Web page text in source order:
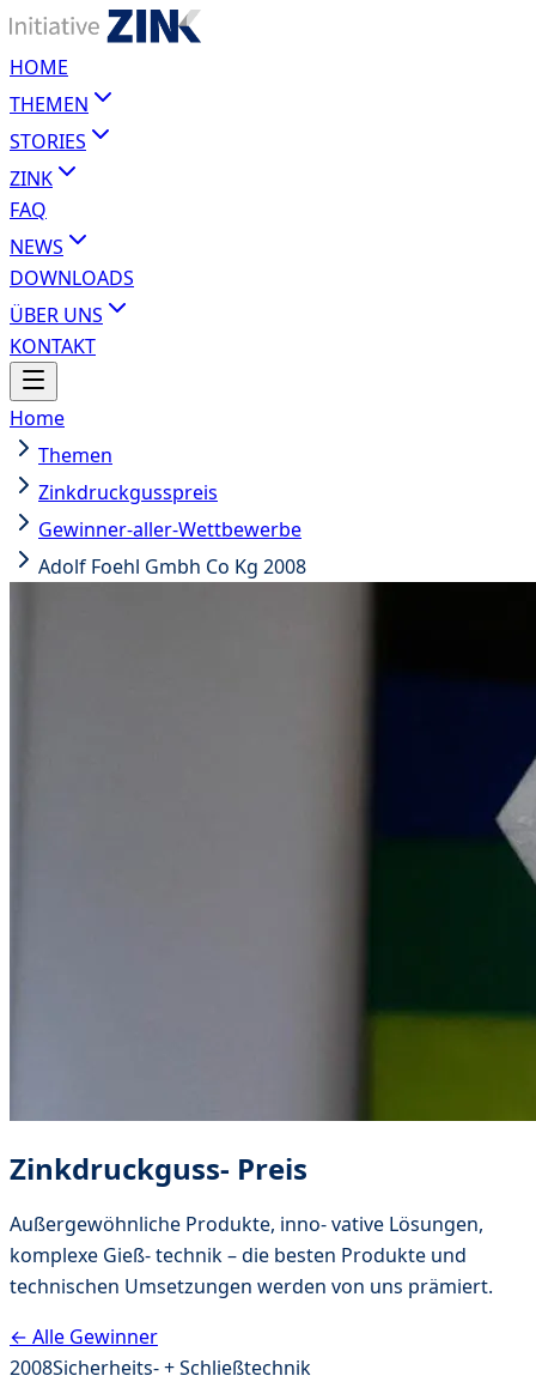
HOME
THEMEN
STORIES
ZINK
FAQ
NEWS
DOWNLOADS
ÜBER UNS
KONTAKT
Home
Themen
Zinkdruckgusspreis
Gewinner-aller-Wettbewerbe
Adolf Foehl Gmbh Co Kg 2008
Zinkdruckguss- Preis
Außergewöhnliche Produkte, inno- vative Lösungen,
komplexe Gieß- technik – die besten Produkte und
technischen Umsetzungen werden von uns prämiert.
← Alle Gewinner
2008Sicherheits- + Schließtechnik